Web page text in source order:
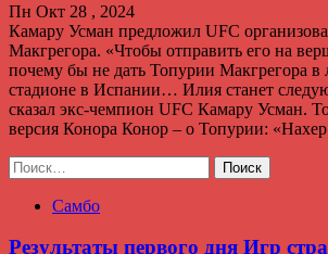
Пн Окт 28 , 2024
Камару Усман предложил UFC
Макгрегора. «Чтобы отправить его на
почему бы не дать Топурии Макгрегора в
стадионе в Испании… Илия станет
сказал экс-чемпион UFC Камару Усман.
версия Конора Конор – о Топурии:
Найти:
Самбо
Результаты первого дня Игр